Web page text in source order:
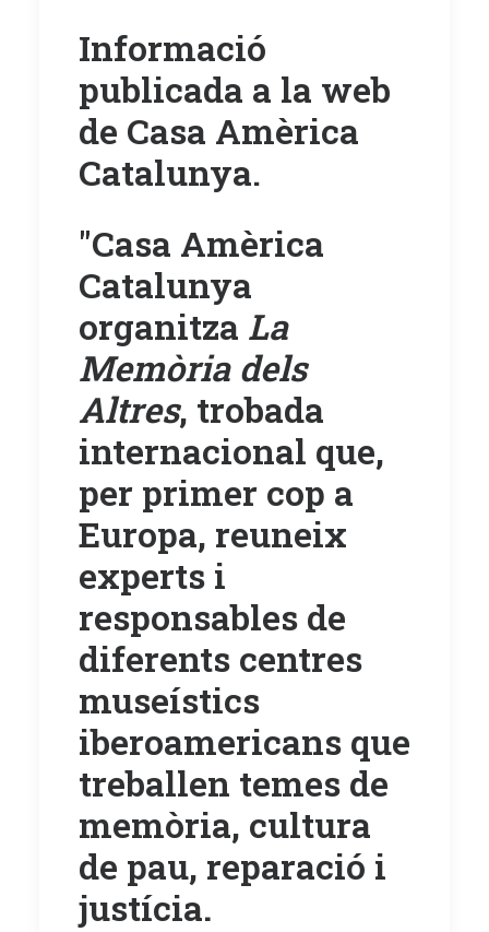
Informació
publicada a la web
de Casa Amèrica
Catalunya.
"Casa Amèrica
Catalunya
organitza La
Memòria dels
Altres, trobada
internacional que,
per primer cop a
Europa, reuneix
experts i
responsables de
diferents centres
museístics
iberoamericans que
treballen temes de
memòria, cultura
de pau, reparació i
justícia.